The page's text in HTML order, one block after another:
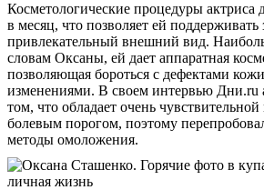
Косметологические процедуры актриса
в месяц, что позволяет ей
привлекательный внешний вид.
словам Оксаны, ей дает аппаратная
позволяющая бороться с дефектами
изменениями. В своем интервью Дни.ru
том, что обладает очень
болевым порогом, поэтому
методы омоложения.